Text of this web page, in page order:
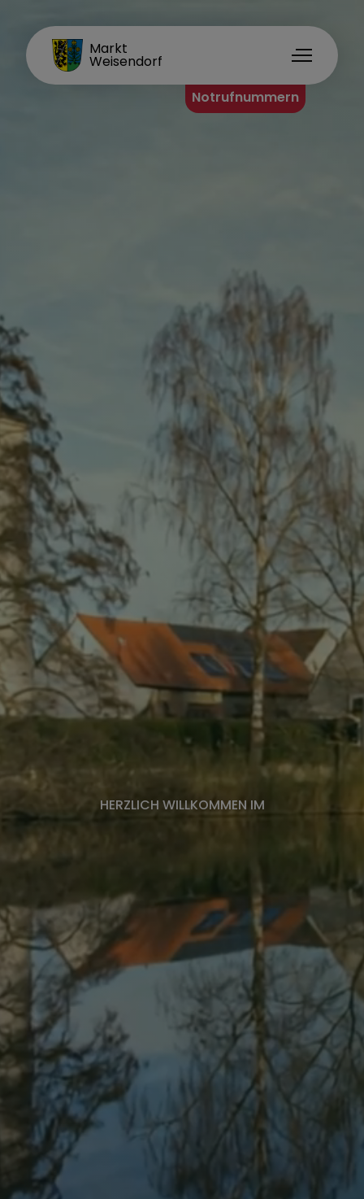
Markt
Weisendorf
HERZLICH WILLKOMMEN IM
FAMILIENORT
Notrufnummern